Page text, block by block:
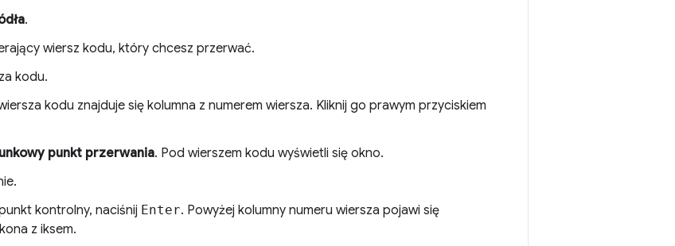
.
wiersz kodu, który chcesz przerwać.
kodu.
kodu znajduje się kolumna z numerem wiersza. Kliknij go prawym przyciskiem
punkt przerwania. Pod wierszem kodu wyświetli się okno.
kontrolny, naciśnij Enter. Powyżej kolumny numeru wiersza pojawi się
z iksem.